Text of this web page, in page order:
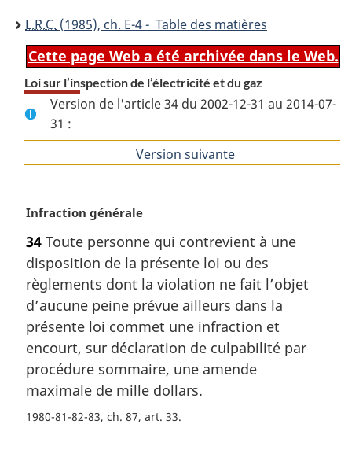
L.R.C. (1985), ch. E-4 - Table des matières
Cette page Web a été archivée dans le Web.
Loi sur l’inspection de l’électricité et du gaz
Version de l'article 34 du 2002-12-31 au 2014-07-
31 :
Version suivante
N
t
e
m
a
g
i
n
a
e
Infraction générale
34 Toute personne qui contrevient à une
disposition de la présente loi ou des
règlements dont la violation ne fait l’objet
d’aucune peine prévue ailleurs dans la
présente loi commet une infraction et
encourt, sur déclaration de culpabilité par
procédure sommaire, une amende
maximale de mille dollars.
1980-81-82-83, ch. 87, art. 33